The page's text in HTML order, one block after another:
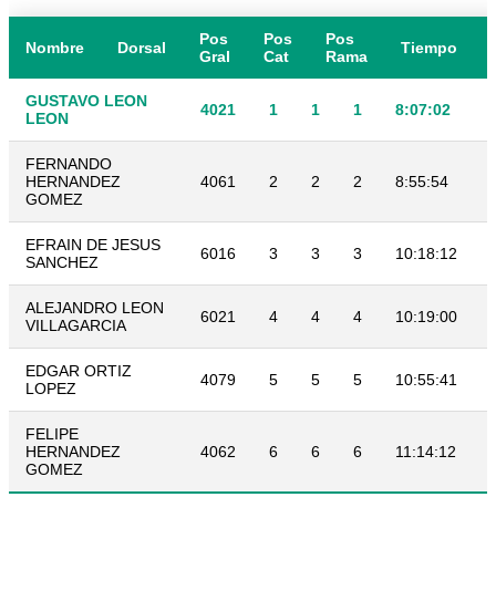
Nombre Dorsal
Pos
Gral
Pos
Cat
Pos
Rama
Tiempo
GUSTAVO LEON
LEON
4021 1 1 1 8:07:02
FERNANDO
HERNANDEZ
GOMEZ
4061 2 2 2 8:55:54
EFRAIN DE JESUS
SANCHEZ
6016 3 3 3 10:18:12
ALEJANDRO LEON
VILLAGARCIA
6021 4 4 4 10:19:00
EDGAR ORTIZ
LOPEZ
4079 5 5 5 10:55:41
FELIPE
HERNANDEZ
GOMEZ
4062 6 6 6 11:14:12